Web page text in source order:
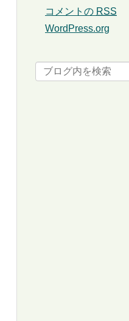
コメントの RSS
WordPress.org